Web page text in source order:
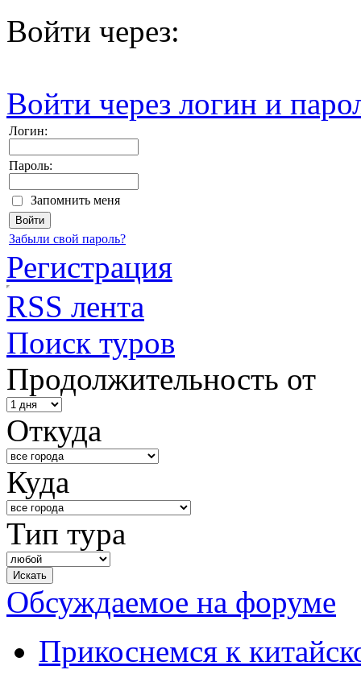
Войти через:
Войти через логин и
Логин:
Пароль:
Запомнить меня
Забыли свой пароль?
Регистрация
RSS лента
Поиск туров
Продолжительность от
Откуда
Куда
Тип тура
Обсуждаемое на форуме
Прикоснемся к